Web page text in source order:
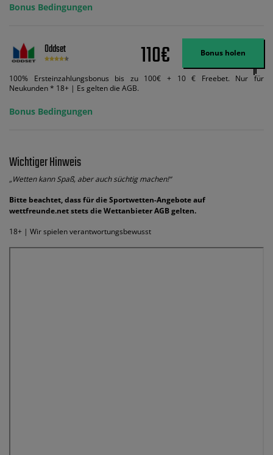
Bonus Bedingungen
Oddset 110€ Bonus holen
100% Ersteinzahlungsbonus bis zu 100€ + 10 € Freebet. Nur für
Neukunden * 18+ | Es gelten die AGB.
Bonus Bedingungen
Wichtiger Hinweis
„Wetten kann Spaß, aber auch süchtig machen!“
Bitte beachtet, dass für die Sportwetten-Angebote auf
wettfreunde.net stets die Wettanbieter AGB gelten.
18+ | Wir spielen verantwortungsbewusst